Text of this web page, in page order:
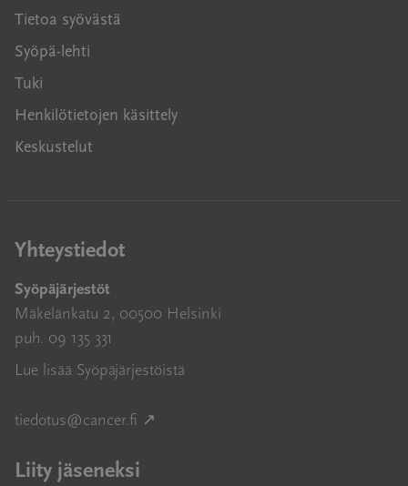
Tietoa syövästä
Syöpä-lehti
Tuki
Henkilötietojen käsittely
Keskustelut
Yhteystiedot
Syöpäjärjestöt
Mäkelänkatu 2, 00500 Helsinki
puh. 09 135 331
Lue lisää Syöpäjärjestöistä
tiedotus@cancer.fi ↗
Liity jäseneksi